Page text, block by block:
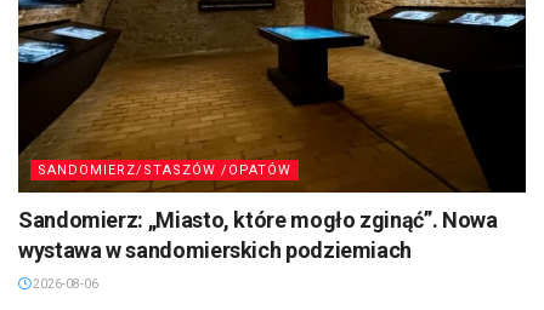
SANDOMIERZ/STASZÓW /OPATÓW
Sandomierz: „Miasto, które mogło zginąć”. Nowa
wystawa w sandomierskich podziemiach
2026-08-06